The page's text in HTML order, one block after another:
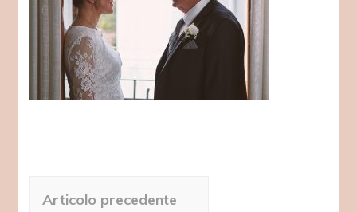
Articolo precedente